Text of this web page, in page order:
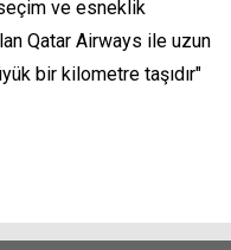
ve esneklik
Qatar Airways ile uzun
bir kilometre taşıdır"